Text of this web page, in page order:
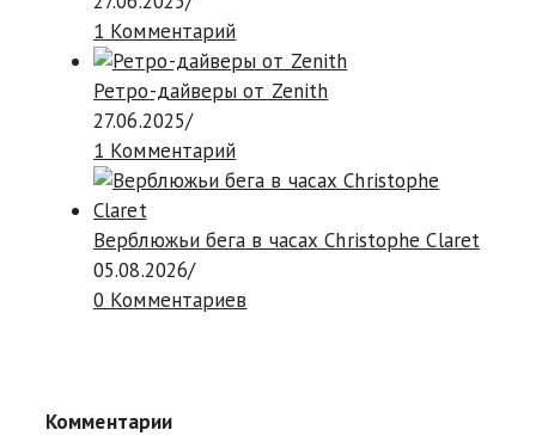
1 Комментарий
Ретро-дайверы от Zenith
27.06.2025/
1 Комментарий
Верблюжьи бега в часах Christophe Claret
05.08.2026/
0 Комментариев
Комментарии